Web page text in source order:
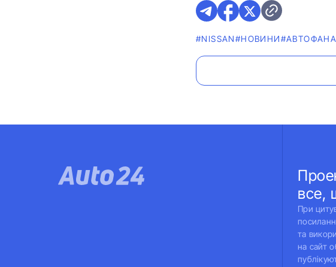
#NISSAN#НОВИНИ
все,
При
та
на сайт